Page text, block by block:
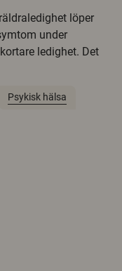
löper
under
ledighet. Det
Psykisk hälsa